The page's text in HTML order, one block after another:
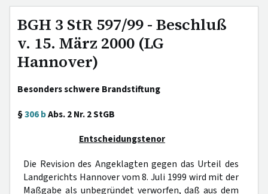
BGH 3 StR 597/99 - Beschluß
v. 15. März 2000 (LG
Hannover)
Besonders schwere Brandstiftung
§306 bAbs. 2 Nr. 2 StGB
Entscheidungstenor
Die Revision des Angeklagten gegen das Urteil des
Landgerichts Hannover vom 8. Juli 1999 wird mit der
Maßgabe als unbegründet verworfen, daß aus dem